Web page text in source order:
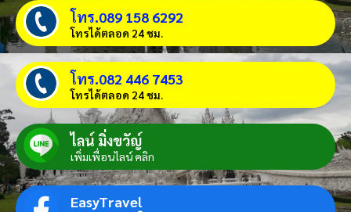
โทร.089 158 6292
โทรได้ตลอด 24 ชม.
โทร.082 446 7453
โทรได้ตลอด 24 ชม.
ไลน์ มิ่งขวัญ์
เพิ่มเพื่อนไลน์ คลิก
EasyTravel